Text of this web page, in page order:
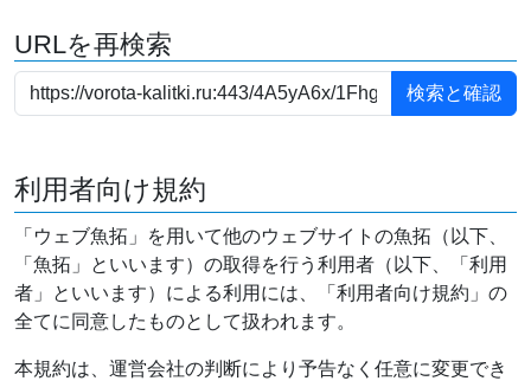
URLを再検索
利用者向け規約
「ウェブ魚拓」を用いて他のウェブサイトの魚拓（以下、
「魚拓」といいます）の取得を行う利用者（以下、「利用
者」といいます）による利用には、「利用者向け規約」の
全てに同意したものとして扱われます。
本規約は、運営会社の判断により予告なく任意に変更でき